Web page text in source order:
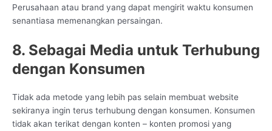
Perusahaan atau brand yang dapat mengirit waktu konsumen
senantiasa memenangkan persaingan.
8. Sebagai Media untuk Terhubung
dengan Konsumen
Tidak ada metode yang lebih pas selain membuat website
sekiranya ingin terus terhubung dengan konsumen. Konsumen
tidak akan terikat dengan konten – konten promosi yang
CS Lenteraweb
Online